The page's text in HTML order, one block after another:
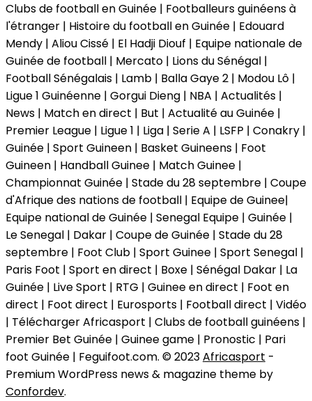
Clubs de football en Guinée | Footballeurs guinéens à
l'étranger | Histoire du football en Guinée | Edouard
Mendy | Aliou Cissé | El Hadji Diouf | Equipe nationale de
Guinée de football | Mercato | Lions du Sénégal |
Football Sénégalais | Lamb | Balla Gaye 2 | Modou Lô |
Ligue 1 Guinéenne | Gorgui Dieng | NBA | Actualités |
News | Match en direct | But | Actualité au Guinée |
Premier League | Ligue 1 | Liga | Serie A | LSFP | Conakry |
Guinée | Sport Guineen | Basket Guineens | Foot
Guineen | Handball Guinee | Match Guinee |
Championnat Guinée | Stade du 28 septembre | Coupe
d'Afrique des nations de football | Equipe de Guinee|
Equipe national de Guinée | Senegal Equipe | Guinée |
Le Senegal | Dakar | Coupe de Guinée | Stade du 28
septembre | Foot Club | Sport Guinee | Sport Senegal |
Paris Foot | Sport en direct | Boxe | Sénégal Dakar | La
Guinée | Live Sport | RTG | Guinee en direct | Foot en
direct | Foot direct | Eurosports | Football direct | Vidéo
| Télécharger Africasport | Clubs de football guinéens |
Premier Bet Guinée | Guinee game | Pronostic | Pari
foot Guinée | Feguifoot.com. © 2023Africasport -
Premium WordPress news & magazine theme by
Confordev.